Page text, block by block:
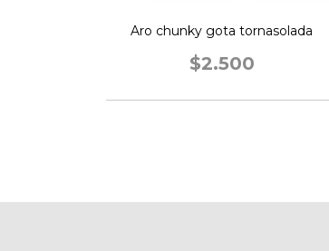
Aro chunky gota tornasolada
$2.500